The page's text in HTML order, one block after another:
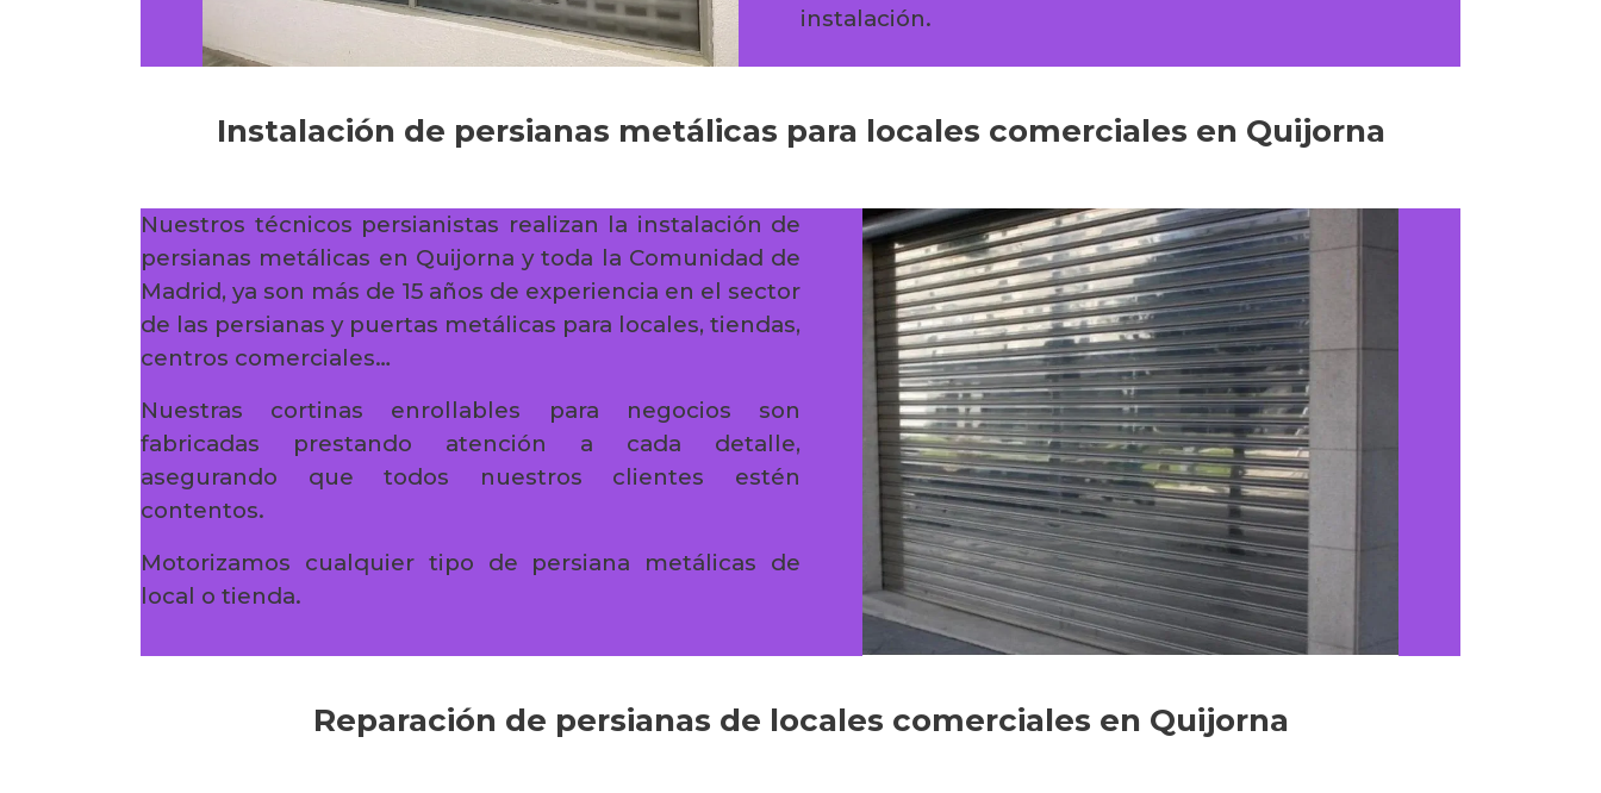
instalación.
Instalación de persianas metálicas para locales comerciales en Quijorna
Nuestros técnicos persianistas realizan la instalación de
persianas metálicas en Quijorna y toda la Comunidad de
Madrid, ya son más de 15 años de experiencia en el sector
de las persianas y puertas metálicas para locales, tiendas,
centros comerciales…
Nuestras cortinas enrollables para negocios son
fabricadas prestando atención a cada detalle,
asegurando que todos nuestros clientes estén
contentos.
Motorizamos cualquier tipo de persiana metálicas de
local o tienda.
Reparación de persianas de locales comerciales en Quijorna